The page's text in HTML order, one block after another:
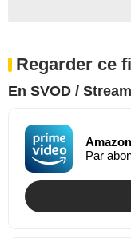
Regarder ce
En SVOD /
Par